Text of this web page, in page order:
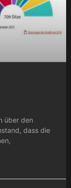
über den
dass die